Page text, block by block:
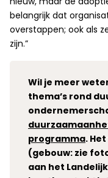
belangrijk dat
overstappen; ook als
zijn.”
Wil je meer
thema’s rond
programma.
(gebouw: zie
aan het